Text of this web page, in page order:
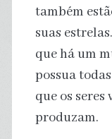
também
suas
que há um
possua
que os seres
produzam.